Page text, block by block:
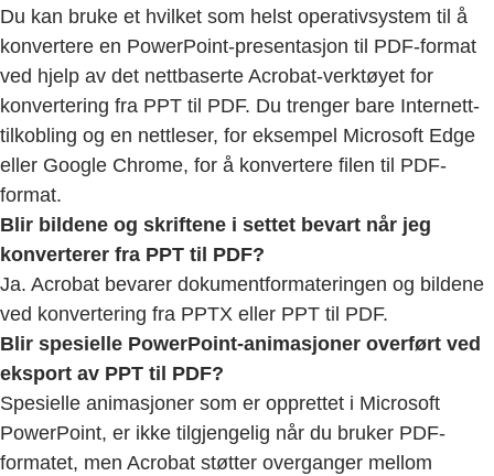
Du kan bruke et hvilket som helst operativsystem til å
konvertere en PowerPoint-presentasjon til PDF-format
ved hjelp av det nettbaserte Acrobat-verktøyet for
konvertering fra PPT til PDF. Du trenger bare Internett-
tilkobling og en nettleser, for eksempel Microsoft Edge
eller Google Chrome, for å konvertere filen til PDF-
format.
Blir bildene og skriftene i settet bevart når jeg
konverterer fra PPT til PDF?
Ja. Acrobat bevarer dokumentformateringen og bildene
ved konvertering fra PPTX eller PPT til PDF.
Blir spesielle PowerPoint-animasjoner overført ved
eksport av PPT til PDF?
Spesielle animasjoner som er opprettet i Microsoft
PowerPoint, er ikke tilgjengelig når du bruker PDF-
formatet, men Acrobat støtter overganger mellom